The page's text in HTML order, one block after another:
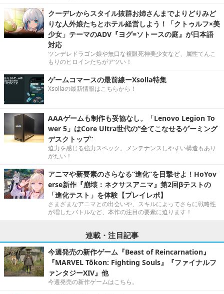
クーデレからスタイル抜群お姉さんまでよりどりみど
りな人外娘たちとホテル経営しよう！「クトゥルフ×美
少女」テーマのADV『ヨグ=ソトースの庭』が日本語
対応
ツンデレドラゴン娘や無口な複眼死神美少女など、属性てんこ
もりのヒロインたちがアツい！
ゲームコマースの最前線ーXsolla特集
Xsollaの最新情報はこちらから！
AAAゲームも制作も妥協なし。「Lenovo Legion To
wer 5」はCore Ultra世代の“全てこなせるゲーミング
デスクトップ”
迫力を感じる強力スペック。メンテナンスしやすい構造もあり
がたい！
アニマや新要素のさらなる“進化”を目撃せよ！HoYov
erse新作『崩壊：ネクサスアニマ』第2回βテストの
「進化テスト」を体験【プレイレポ】
さまざまなアニマとの出会いや、スキルによってさらに戦略性
が増したバトルなど、本作の注目の要素に迫ります！
連載・注目記事
今週発売の新作ゲーム『Beast of Reincarnation』
『MARVEL Tōkon: Fighting Souls』『ファイナルフ
ァンタジーXIV』他
今週発売の新作ゲームはこちら。